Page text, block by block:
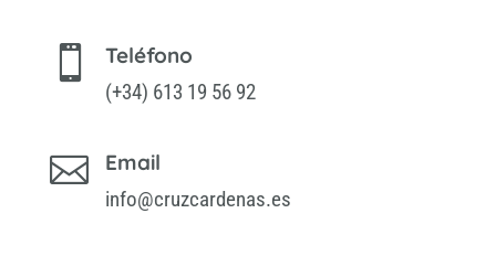
 Teléfono
(+34) 613 19 56 92
 Email
info@cruzcardenas.es